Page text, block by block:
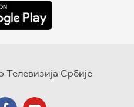
Телевизија Србије